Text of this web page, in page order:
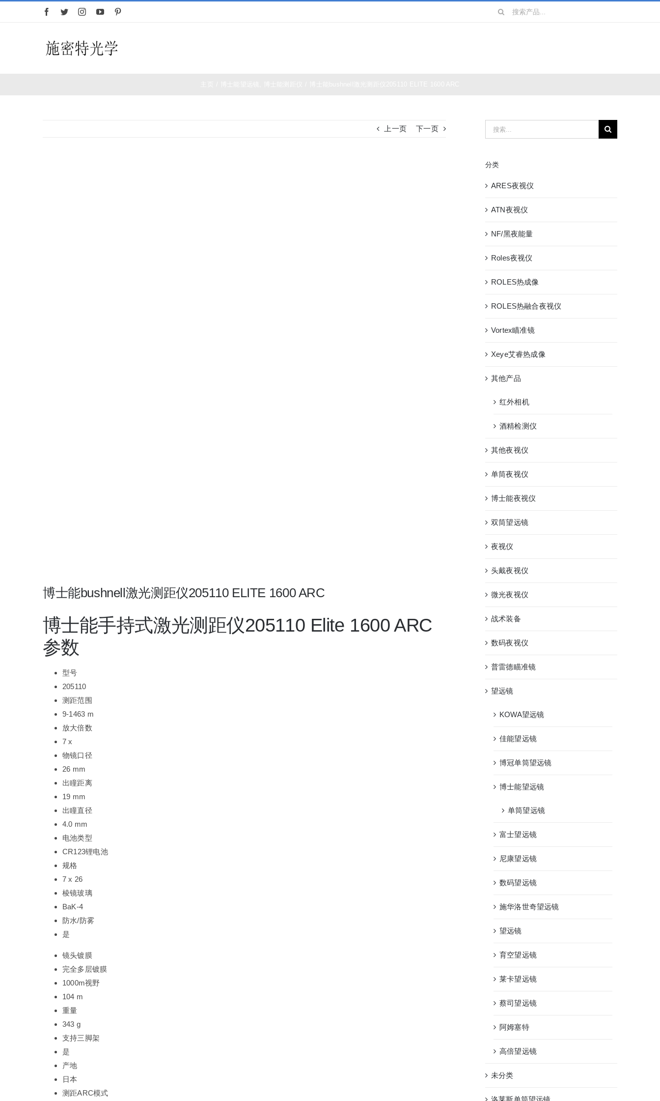
上一页 下一页
博士能bushnell激光测距仪205110 ELITE 1600 ARC
博士能手持式激光测距仪205110 Elite 1600 ARC
参数
型号
205110
测距范围
9-1463 m
放大倍数
7 x
物镜口径
26 mm
出瞳距离
19 mm
出瞳直径
4.0 mm
电池类型
CR123锂电池
规格
7 x 26
棱镜玻璃
BaK-4
防水/防雾
是
镜头镀膜
完全多层镀膜
1000m视野
104 m
重量
343 g
支持三脚架
是
产地
日本
测距ARC模式
索：
分类
ARES夜视仪
ATN夜视仪
NF/黑夜能量
Roles夜视仪
ROLES热成像
ROLES热融合夜视仪
Vortex瞄准镜
Xeye艾睿热成像
其他产品
红外相机
酒精检测仪
其他夜视仪
单筒夜视仪
博士能夜视仪
双筒望远镜
夜视仪
头戴夜视仪
微光夜视仪
战术装备
数码夜视仪
普雷德瞄准镜
望远镜
KOWA望远镜
佳能望远镜
博冠单筒望远镜
博士能望远镜
单筒望远镜
富士望远镜
尼康望远镜
数码望远镜
施华洛世奇望远镜
望远镜
育空望远镜
莱卡望远镜
蔡司望远镜
阿姆塞特
高倍望远镜
未分类
洛莱斯单筒望远镜